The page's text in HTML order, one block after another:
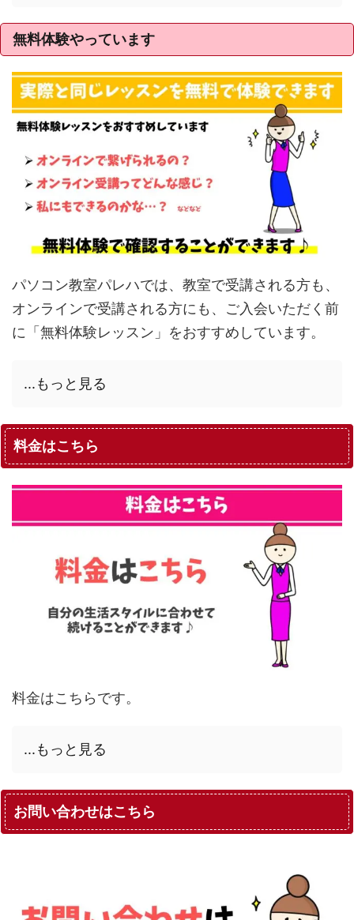
無料体験やっています
パソコン教室パレハでは、教室で受講される方も、
オンラインで受講される方にも、ご入会いただく前
に「無料体験レッスン」をおすすめしています。
...もっと見る
料金はこちら
料金はこちらです。
...もっと見る
お問い合わせはこちら